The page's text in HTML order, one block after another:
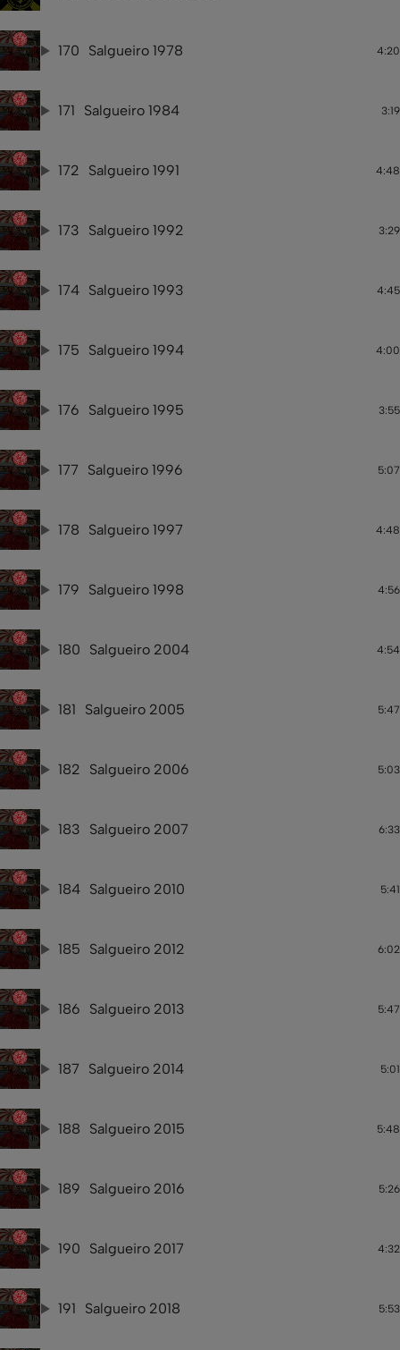
170 Salgueiro 1978 4:20
171 Salgueiro 1984 3:19
172 Salgueiro 1991 4:48
173 Salgueiro 1992 3:29
174 Salgueiro 1993 4:45
175 Salgueiro 1994 4:00
176 Salgueiro 1995 3:55
177 Salgueiro 1996 5:07
178 Salgueiro 1997 4:48
179 Salgueiro 1998 4:56
180 Salgueiro 2004 4:54
181 Salgueiro 2005 5:47
182 Salgueiro 2006 5:03
183 Salgueiro 2007 6:33
184 Salgueiro 2010 5:41
185 Salgueiro 2012 6:02
186 Salgueiro 2013 5:47
187 Salgueiro 2014 5:01
188 Salgueiro 2015 5:48
189 Salgueiro 2016 5:26
190 Salgueiro 2017 4:32
191 Salgueiro 2018 5:53